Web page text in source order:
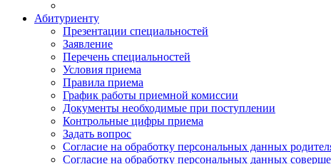
Абитуриенту
Презентации специальностей
Заявление
Перечень специальностей
Условия приема
Правила приема
График работы приемной комиссии
Документы необходимые при поступлении
Контрольные цифры приема
Задать вопрос
Согласие на обработку персональных данных
Согласие на обработку персональных данных